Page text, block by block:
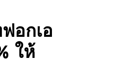
อกเอ
ให้